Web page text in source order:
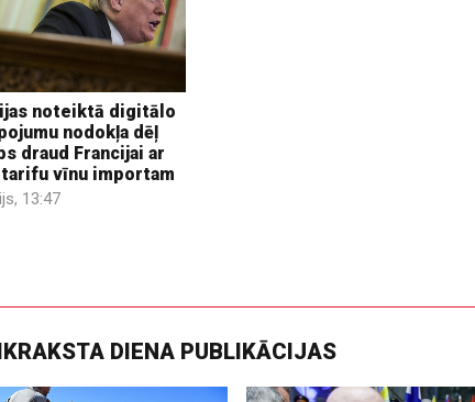
noteiktā digitālo
nodokļa dēļ
draud Francijai ar
tarifu vīnu importam
13:47
DIENA PUBLIKĀCIJAS